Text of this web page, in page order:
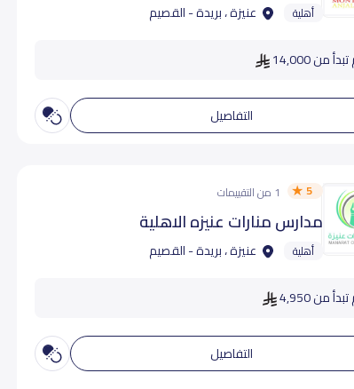
أهلية عنيزة ، بريدة - القصيم
من 14,000
التفاصيل
5 1 من التقييمات
مدارس منارات عنيزه الاهلية
أهلية عنيزة ، بريدة - القصيم
من 4,950
التفاصيل